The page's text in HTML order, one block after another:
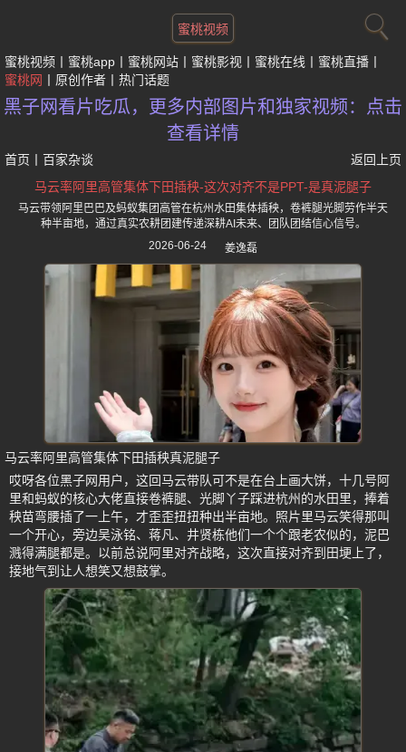
蜜桃视频
蜜桃视频 蜜桃app 蜜桃网站 蜜桃影视 蜜桃在线
蜜桃直播
蜜桃网
原创作者 热门话题
黑子网看片吃瓜，更多内部图片和独家视频：点击
查看详情
首页 百家杂谈
返回上页
马云率阿里高管集体下田插秧-这次对齐不是PPT-是真泥腿子
马云带领阿里巴巴及蚂蚁集团高管在杭州水田集体插秧，卷裤腿光脚劳作半天
种半亩地，通过真实农耕团建传递深耕AI未来、团队团结信心信号。
2026-06-24
姜逸磊
马云率阿里高管集体下田插秧真泥腿子
哎呀各位黑子网用户，这回马云带队可不是在台上画大饼，十几号阿
里和蚂蚁的核心大佬直接卷裤腿、光脚丫子踩进杭州的水田里，捧着
秧苗弯腰插了一上午，才歪歪扭扭种出半亩地。照片里马云笑得那叫
一个开心，旁边吴泳铭、蒋凡、井贤栋他们一个个跟老农似的，泥巴
溅得满腿都是。以前总说阿里对齐战略，这次直接对齐到田埂上了，
接地气到让人想笑又想鼓掌。